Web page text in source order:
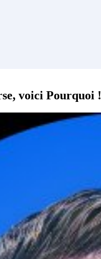
voici Pourquoi !